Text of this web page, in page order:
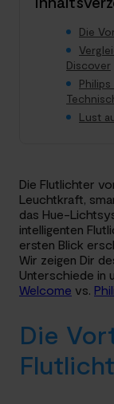
Die
Discover
Lust
Die Flutlichter
Leuchtkraft,
das Hue-
intelligenten
ersten Blick
Wir zeigen Dir
Unterschiede in
Welcome vs.
Die